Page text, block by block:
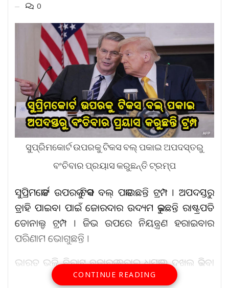
0
ସୁପ୍ରିମକୋର୍ଟ ଉପରକୁ ଟିକସ ବଲ୍ ପକାଇ ଅପଦସ୍ତରୁ
ବଂଚିବାର ପ୍ରୟାସ କରୁଛନ୍ତି ଟ୍ରମ୍ପ
ସୁପ୍ରିମକୋର୍ଟ ଉପରକୁ ଟିକସ ବଲ୍ ପକାଇଛନ୍ତି ଟ୍ରମ୍ପ । ଅପଦସ୍ତରୁ
ତ୍ରାହି ପାଇବା ପାଇଁ ଜୋରଦାର ଉଦ୍ୟମ କରୁଛନ୍ତି ରାଷ୍ଟ୍ରପତି
ଡୋନାଲ୍ଡ ଟ୍ରମ୍ପ । ଜିଭ ଉପରେ ନିୟନ୍ତ୍ରଣ ହରାଇବାର
ପରିଣାମ ଭୋଗୁଛନ୍ତି ।
ଭାରତ ଭଳି ବିରାଟ ବଜାରକୁ ଡରାଇ ଧମକାଇ ଦଖଲ କରିବାକୁ
ବସିଥିଲେ ଟ୍ରମ୍ପ । ଭାରତ-ପାକିସ୍ତାନ ଉପରେ ଟିକସ ଚାପ ପକାଇ
CONTINUE READING